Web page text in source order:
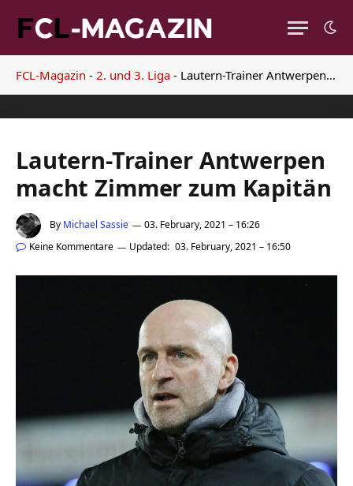
FCL-Magazin - 2. und 3. Liga - Lautern-Trainer Antwerpen macht Zimmer zum Kapitän
Lautern-Trainer Antwerpen
macht Zimmer zum Kapitän
By Michael Sassie
03. February, 2021 – 16:26
Keine Kommentare
Updated: 03. February, 2021 – 16:50